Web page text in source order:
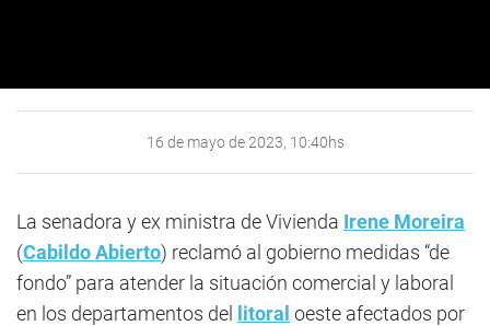
16 de mayo de 2023, 10:40hs
La senadora y ex ministra de Vivienda Irene Moreira
(Cabildo Abierto) reclamó al gobierno medidas “de
fondo” para atender la situación comercial y laboral
en los departamentos del
litoral oeste afectados por